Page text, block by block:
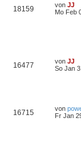
18159 von JJ
Mo Feb
16477 von JJ
So Jan
16715 von
Fr Jan